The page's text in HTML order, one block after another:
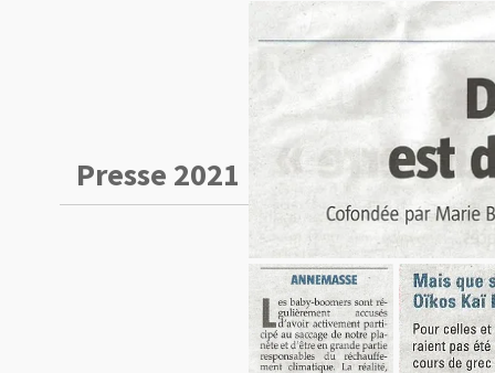
Presse 2021